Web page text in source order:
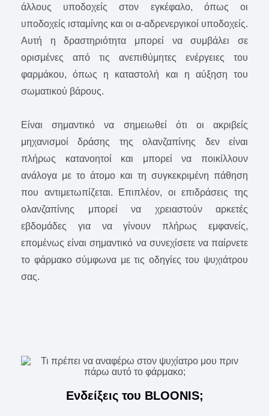
άλλους υποδοχείς στον εγκέφαλο, όπως οι
υποδοχείς ισταμίνης και οι α-αδρενεργικοί υποδοχείς.
Αυτή η δραστηριότητα μπορεί να συμβάλει σε
ορισμένες από τις ανεπιθύμητες ενέργειες του
φαρμάκου, όπως η καταστολή και η αύξηση του
σωματικού βάρους.
Είναι σημαντικό να σημειωθεί ότι οι ακριβείς
μηχανισμοί δράσης της ολανζαπίνης δεν είναι
πλήρως κατανοητοί και μπορεί να ποικίλλουν
ανάλογα με το άτομο και τη συγκεκριμένη πάθηση
που αντιμετωπίζεται. Επιπλέον, οι επιδράσεις της
ολανζαπίνης μπορεί να χρειαστούν αρκετές
εβδομάδες για να γίνουν πλήρως εμφανείς,
επομένως είναι σημαντικό να συνεχίσετε να παίρνετε
το φάρμακο σύμφωνα με τις οδηγίες του ψυχιάτρου
σας.
Ενδείξεις του BLOONIS;